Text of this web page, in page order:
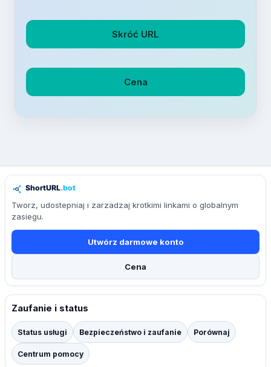
Skróć URL
Cena
Tworz, udostepniaj i zarzadzaj krotkimi linkami o globalnym
zasiegu.
Utwórz darmowe konto
Cena
Zaufanie i status
Status usługi Bezpieczeństwo i zaufanie Porównaj
Centrum pomocy